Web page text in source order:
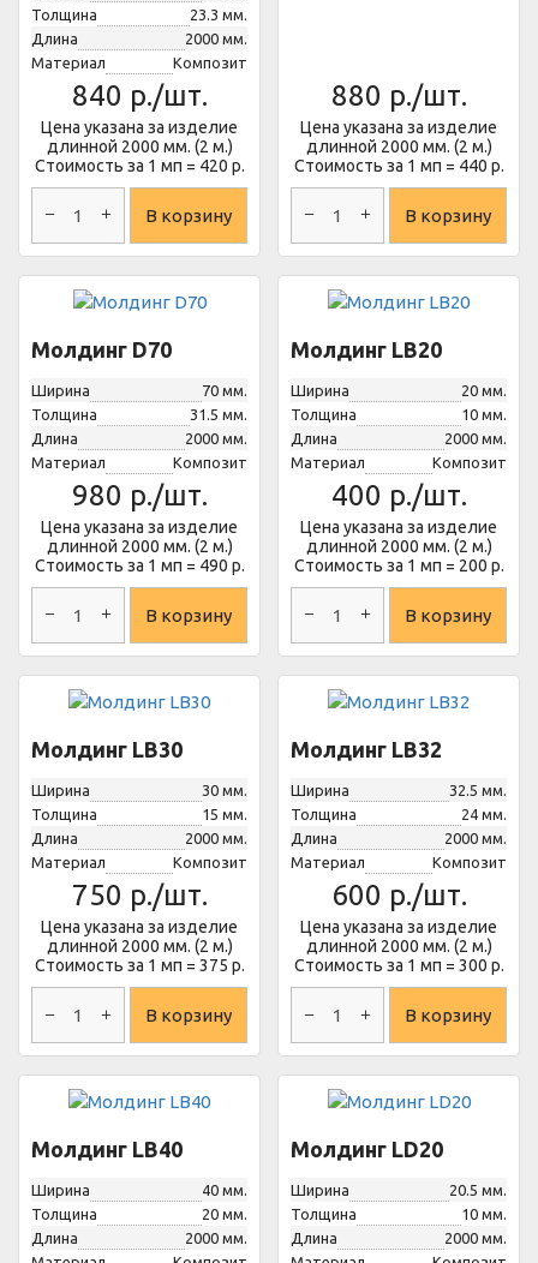
Толщина
23.3 мм.
Длина
2000 мм.
Материал
Композит
840 р./шт.
Цена указана за изделие
длинной 2000 мм. (2 м.)
Стоимость за 1 мп = 420 р.
В корзину
880 р./шт.
Цена указана за изделие
длинной 2000 мм. (2 м.)
Стоимость за 1 мп = 440 р.
В корзину
Молдинг D70
Ширина
70 мм.
Толщина
31.5 мм.
Длина
2000 мм.
Материал
Композит
980 р./шт.
Цена указана за изделие
длинной 2000 мм. (2 м.)
Стоимость за 1 мп = 490 р.
В корзину
Молдинг LB20
Ширина
20 мм.
Толщина
10 мм.
Длина
2000 мм.
Материал
Композит
400 р./шт.
Цена указана за изделие
длинной 2000 мм. (2 м.)
Стоимость за 1 мп = 200 р.
В корзину
Молдинг LB30
Ширина
30 мм.
Толщина
15 мм.
Длина
2000 мм.
Материал
Композит
750 р./шт.
Цена указана за изделие
длинной 2000 мм. (2 м.)
Стоимость за 1 мп = 375 р.
В корзину
Молдинг LB32
Ширина
32.5 мм.
Толщина
24 мм.
Длина
2000 мм.
Материал
Композит
600 р./шт.
Цена указана за изделие
длинной 2000 мм. (2 м.)
Стоимость за 1 мп = 300 р.
В корзину
Молдинг LB40
Ширина
40 мм.
Толщина
20 мм.
Длина
2000 мм.
Молдинг LD20
Ширина
20.5 мм.
Толщина
10 мм.
Длина
2000 мм.